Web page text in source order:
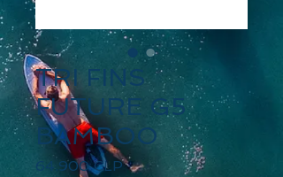
TRI FINS
FUTURE G5
BAMBOO
64.900 CLPPrecio